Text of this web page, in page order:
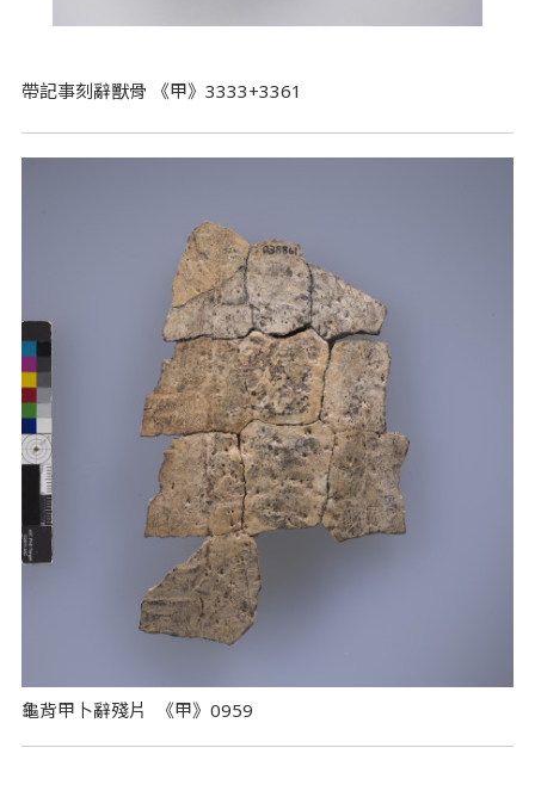
帶記事刻辭獸骨 《甲》3333+3361
龜背甲卜辭殘片 《甲》0959